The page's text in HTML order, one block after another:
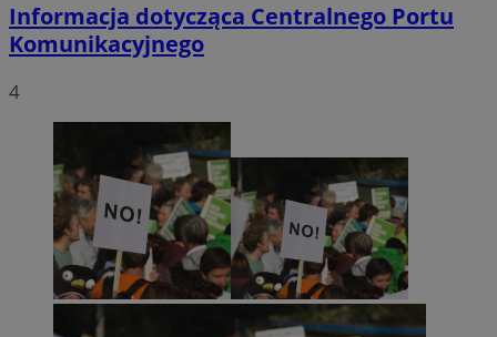
Informacja dotycząca Centralnego Portu
Komunikacyjnego
4